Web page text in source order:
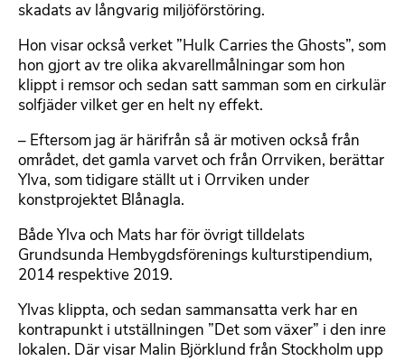
skadats av långvarig miljöförstöring.
Hon visar också verket ”Hulk Carries the Ghosts”, som
hon gjort av tre olika akvarellmålningar som hon
klippt i remsor och sedan satt samman som en cirkulär
solfjäder vilket ger en helt ny effekt.
– Eftersom jag är härifrån så är motiven också från
området, det gamla varvet och från Orrviken, berättar
Ylva, som tidigare ställt ut i Orrviken under
konstprojektet Blånagla.
Både Ylva och Mats har för övrigt tilldelats
Grundsunda Hembygdsförenings kulturstipendium,
2014 respektive 2019.
Ylvas klippta, och sedan sammansatta verk har en
kontrapunkt i utställningen ”Det som växer” i den inre
lokalen. Där visar Malin Björklund från Stockholm upp